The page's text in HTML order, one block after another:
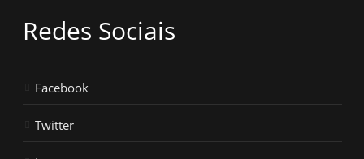
Redes Sociais
Facebook
Twitter